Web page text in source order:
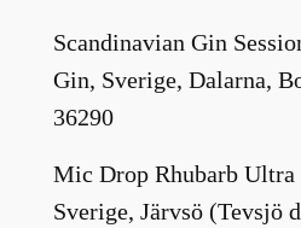
Scandinavian Gin
Gin, Sverige, Dalarna,
36290
Mic Drop Rhubarb
Sverige, Järvsö (Tevsjö